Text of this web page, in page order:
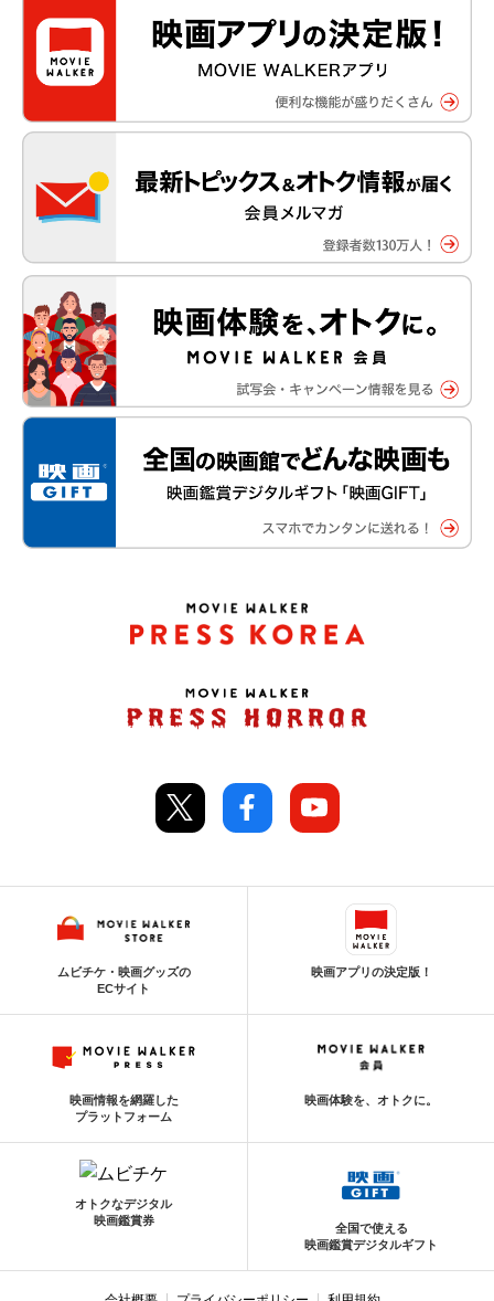
ムビチケ・映画グッズの
ECサイト
映画アプリの決定版！
映画情報を網羅した
プラットフォーム
映画体験を、オトクに。
オトクなデジタル
映画鑑賞券
全国で使える
映画鑑賞デジタルギフト